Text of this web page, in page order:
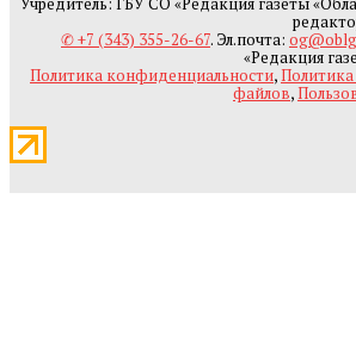
✆ +7 (343) 355-26-67. Эл.почта:
«Редакция
Политика конфиденциальности,Политика
файлов,